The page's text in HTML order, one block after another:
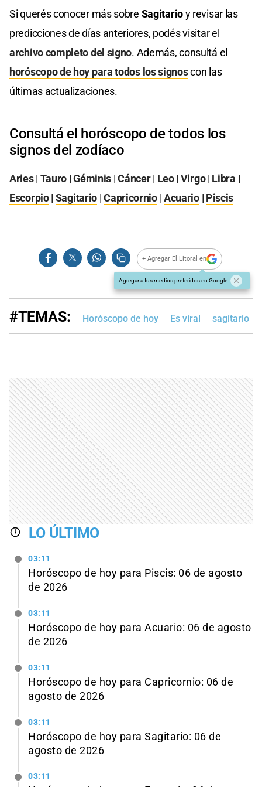
Si querés conocer más sobre Sagitarioy revisar las
predicciones de días anteriores, podés visitar el
archivo completo del signo. Además, consultá el
horóscopo de hoy para todos los signoscon las
últimas actualizaciones.
Consultá el horóscopo de todos los
signos del zodíaco
Aries| Tauro |Géminis |Cáncer| Leo| Virgo| Libra |
Escorpio| Sagitario |Capricornio|Acuario| Piscis
+ Agregar El Litoral en
Agregar a tus medios preferidos en Google
#TEMAS: Horóscopo de hoy Es viral sagitario
LO ÚLTIMO
03:11
Horóscopo de hoy para Piscis: 06 de agosto
de 2026
03:11
Horóscopo de hoy para Acuario: 06 de agosto
de 2026
03:11
Horóscopo de hoy para Capricornio: 06 de
agosto de 2026
03:11
Horóscopo de hoy para Sagitario: 06 de
agosto de 2026
03:11